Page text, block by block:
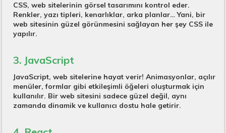
CSS, web sitelerinin görsel tasarımını kontrol eder.
Renkler, yazı tipleri, kenarlıklar, arka planlar… Yani, bir
web sitesinin güzel görünmesini sağlayan her şey CSS ile
yapılır.
3. JavaScript
JavaScript, web sitelerine hayat verir! Animasyonlar, açılır
menüler, formlar gibi etkileşimli öğeleri oluşturmak için
kullanılır. Bir web sitesini sadece güzel değil, aynı
zamanda dinamik ve kullanıcı dostu hale getirir.